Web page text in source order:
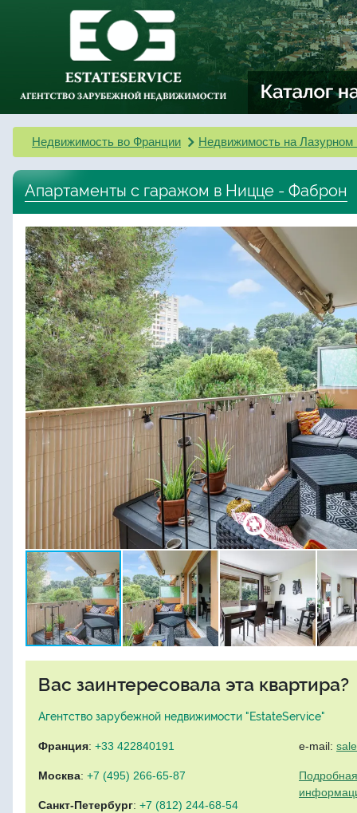
Недвижимость во Франции Недвижимость на Лазурном
Апартаменты с гаражом в Ницце - Фаброн
Вас заинтересовала эта квартира?
Агентство зарубежной недвижимости "EstateService"
Франция: +33 422840191
Москва: +7 (495) 266-65-87
Санкт-Петербург: +7 (812) 244-68-54
e-mail: